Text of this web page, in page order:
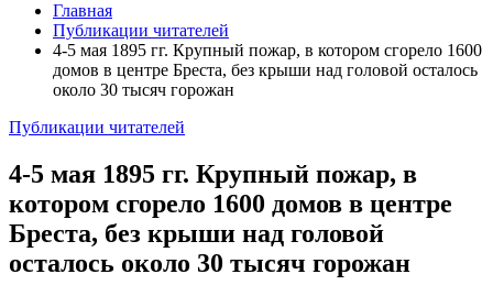
Главная
Публикации читателей
4-5 мая 1895 гг. Крупный пожар, в котором сгорело 1600
домов в центре Бреста, без крыши над головой осталось
около 30 тысяч горожан
Публикации читателей
4-5 мая 1895 гг. Крупный пожар, в
котором сгорело 1600 домов в центре
Бреста, без крыши над головой
осталось около 30 тысяч горожан